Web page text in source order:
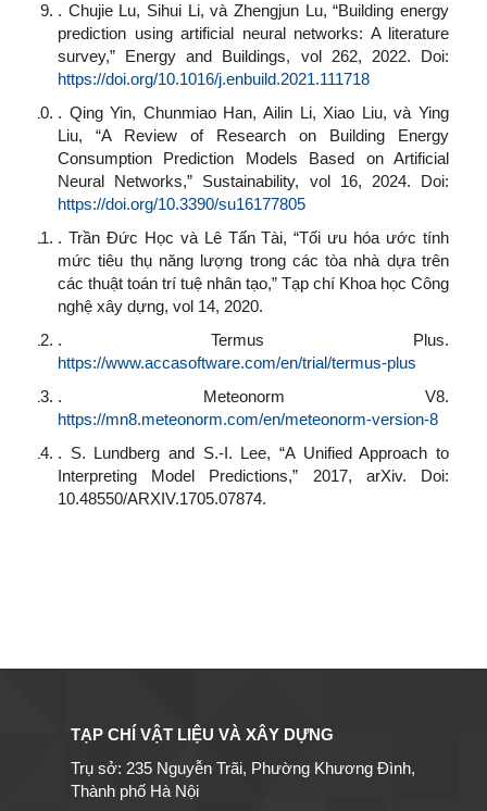
. Chujie Lu, Sihui Li, và Zhengjun Lu, “Building energy
prediction using artificial neural networks: A literature
survey,” Energy and Buildings, vol 262, 2022. Doi:
https://doi.org/10.1016/j.enbuild.2021.111718
. Qing Yin, Chunmiao Han, Ailin Li, Xiao Liu, và Ying
Liu, “A Review of Research on Building Energy
Consumption Prediction Models Based on Artificial
Neural Networks,” Sustainability, vol 16, 2024. Doi:
https://doi.org/10.3390/su16177805
. Trần Đức Học và Lê Tấn Tài, “Tối ưu hóa ước tính
mức tiêu thụ năng lượng trong các tòa nhà dựa trên
các thuật toán trí tuệ nhân tạo,” Tạp chí Khoa học Công
nghệ xây dựng, vol 14, 2020.
. Termus Plus.
https://www.accasoftware.com/en/trial/termus-plus
. Meteonorm V8.
https://mn8.meteonorm.com/en/meteonorm-version-8
. S. Lundberg and S.-I. Lee, “A Unified Approach to
Interpreting Model Predictions,” 2017, arXiv. Doi:
10.48550/ARXIV.1705.07874.
TẠP CHÍ VẬT LIỆU VÀ XÂY DỰNG
Trụ sở: 235 Nguyễn Trãi, Phường Khương Đình,
Thành phố Hà Nội